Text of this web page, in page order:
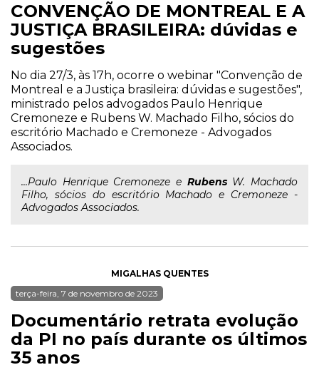
CONVENÇÃO DE MONTREAL E A
JUSTIÇA BRASILEIRA: dúvidas e
sugestões
No dia 27/3, às 17h, ocorre o webinar "Convenção de
Montreal e a Justiça brasileira: dúvidas e sugestões",
ministrado pelos advogados Paulo Henrique
Cremoneze e Rubens W. Machado Filho, sócios do
escritório Machado e Cremoneze - Advogados
Associados.
...Paulo Henrique Cremoneze e RubensW. Machado
Filho, sócios do escritório Machado e Cremoneze -
Advogados Associados.
MIGALHAS QUENTES
terça-feira, 7 de novembro de 2023
Documentário retrata evolução
da PI no país durante os últimos
35 anos